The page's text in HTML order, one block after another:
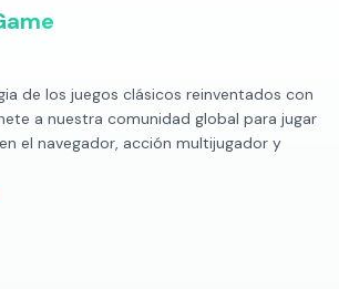
de los juegos clásicos reinventados con
a nuestra comunidad global para jugar
el navegador, acción multijugador y